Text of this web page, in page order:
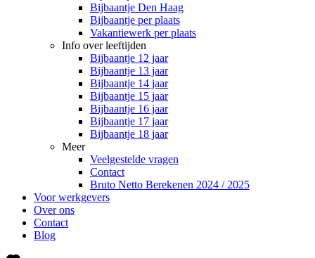
Bijbaantje Den Haag
Bijbaantje per plaats
Vakantiewerk per plaats
Info over leeftijden
Bijbaantje 12 jaar
Bijbaantje 13 jaar
Bijbaantje 14 jaar
Bijbaantje 15 jaar
Bijbaantje 16 jaar
Bijbaantje 17 jaar
Bijbaantje 18 jaar
Meer
Veelgestelde vragen
Contact
Bruto Netto Berekenen 2024 / 2025
Voor werkgevers
Over ons
Contact
Blog